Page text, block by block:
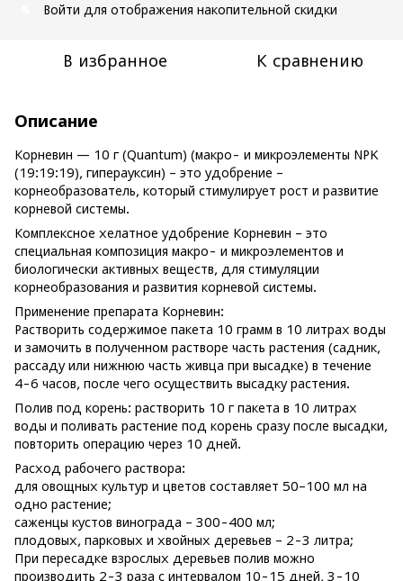
Войти для отображения накопительной скидки
В избранное К сравнению
Описание
Корневин — 10 г (Quantum) (макро- и микроэлементы NPK
(19:19:19), гиперауксин) – это удобрение –
корнеобразователь, который стимулирует рост и развитие
корневой системы.
Комплексное хелатное удобрение Корневин – это
специальная композиция макро- и микроэлементов и
биологически активных веществ, для стимуляции
корнеобразования и развития корневой системы.
Применение препарата Корневин:
Растворить содержимое пакета 10 грамм в 10 литрах воды
и замочить в полученном растворе часть растения (садник,
рассаду или нижнюю часть живца при высадке) в течение
4-6 часов, после чего осуществить высадку растения.
Полив под корень: растворить 10 г пакета в 10 литрах
воды и поливать растение под корень сразу после высадки,
повторить операцию через 10 дней.
Расход рабочего раствора:
для овощных культур и цветов составляет 50–100 мл на
одно растение;
саженцы кустов винограда – 300-400 мл;
плодовых, парковых и хвойных деревьев – 2-3 литра;
При пересадке взрослых деревьев полив можно
производить 2-3 раза с интервалом 10-15 дней, 3-10